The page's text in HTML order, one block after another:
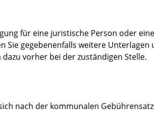
für eine juristische Person oder eine
Sie gegebenenfalls weitere Unterlagen
vorher bei der zuständigen Stelle.
nach der kommunalen